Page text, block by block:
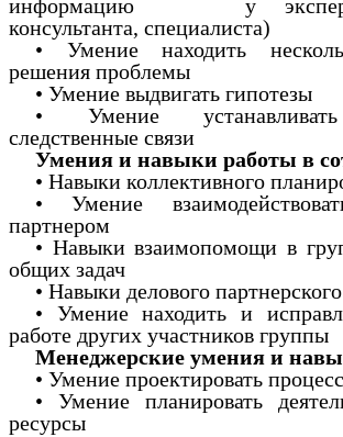
информацию у
консультанта, специалиста)
• Умение находить
решения проблемы
• Умение выдвигать гипотезы
• Умение
следственные связи
Умения и навыки работы в
• Навыки коллективного
• Умение
партнером
• Навыки взаимопомощи в
общих задач
• Навыки делового
• Умение находить и
работе других участников группы
Менеджерские умения и
• Умение проектировать
• Умение планировать
ресурсы